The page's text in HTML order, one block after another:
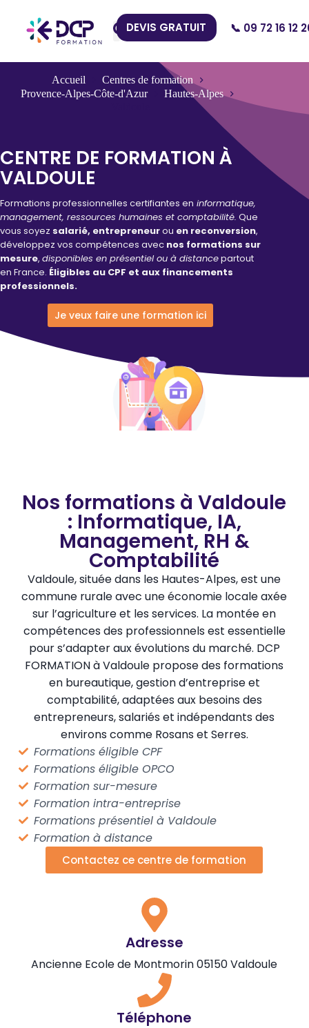
DEVIS GRATUIT 📞 09 72 16 12
Accueil
Centres de formation
Provence-Alpes-Côte-d'Azur
Hautes-Alpes
CENTRE DE FORMATION À
VALDOULE
Formations professionnelles certifiantes en informatique,
management, ressources humaines et comptabilité. Que
vous soyez salarié, entrepreneurou en reconversion,
développez vos compétences avec nos formations sur
mesure, disponibles en présentiel ou à distancepartout
en France. Éligibles au CPF et aux financements
professionnels.
Je veux faire une formation ici
Nos formations à Valdoule
: Informatique, IA,
Management, RH &
Comptabilité
Valdoule, située dans les Hautes-Alpes, est une
commune rurale avec une économie locale axée
sur l’agriculture et les services. La montée en
compétences des professionnels est essentielle
pour s’adapter aux évolutions du marché. DCP
FORMATION à Valdoule propose des formations
en bureautique, gestion d’entreprise et
comptabilité, adaptées aux besoins des
entrepreneurs, salariés et indépendants des
environs comme Rosans et Serres.
Formations éligible CPF
Formations éligible OPCO
Formation sur-mesure
Formation intra-entreprise
Formations présentiel à Valdoule
Formation à distance
Contactez ce centre de formation
Adresse
Ancienne Ecole de Montmorin 05150 Valdoule
Téléphone